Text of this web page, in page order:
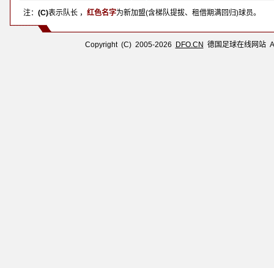
注： (C)表示队长 ， 红色名字为新加盟(含梯队提拔、租借期满回归)球员。
Copyright (C) 2005-2026 DFO.CN 德国足球在线网站